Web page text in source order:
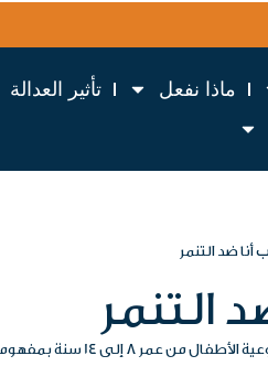
ماذا نفعل تأثير العدالة
أنا ضد التنمر
التنمر
لأي شكل من أشكال التنمر وبطريقة تفاعلية ومحفزة للأطفال.